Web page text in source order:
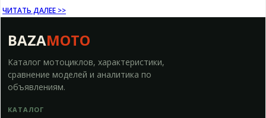
ЧИТАТЬ ДАЛЕЕ >>
BAZAMOTO
Каталог мотоциклов, характеристики,
сравнение моделей и аналитика по
объявлениям.
КАТАЛОГ